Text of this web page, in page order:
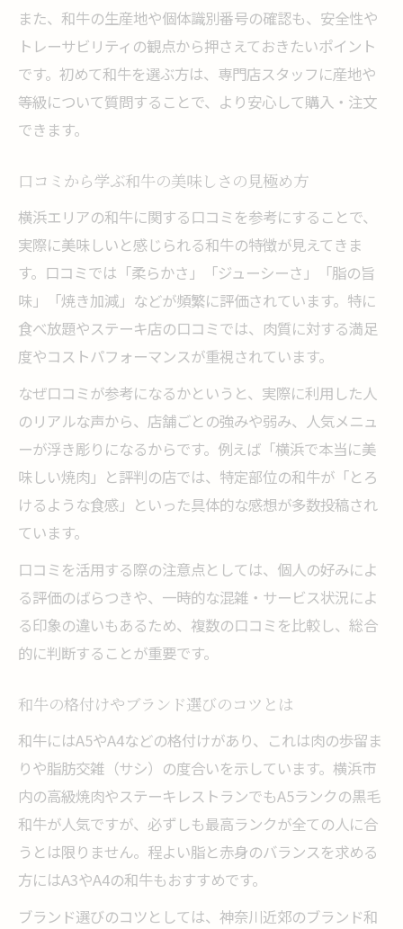
また、和牛の生産地や個体識別番号の確認も、安全性や
トレーサビリティの観点から押さえておきたいポイント
です。初めて和牛を選ぶ方は、専門店スタッフに産地や
等級について質問することで、より安心して購入・注文
できます。
口コミから学ぶ和牛の美味しさの見極め方
横浜エリアの和牛に関する口コミを参考にすることで、
実際に美味しいと感じられる和牛の特徴が見えてきま
す。口コミでは「柔らかさ」「ジューシーさ」「脂の旨
味」「焼き加減」などが頻繁に評価されています。特に
食べ放題やステーキ店の口コミでは、肉質に対する満足
度やコストパフォーマンスが重視されています。
なぜ口コミが参考になるかというと、実際に利用した人
のリアルな声から、店舗ごとの強みや弱み、人気メニュ
ーが浮き彫りになるからです。例えば「横浜で本当に美
味しい焼肉」と評判の店では、特定部位の和牛が「とろ
けるような食感」といった具体的な感想が多数投稿され
ています。
口コミを活用する際の注意点としては、個人の好みによ
る評価のばらつきや、一時的な混雑・サービス状況によ
る印象の違いもあるため、複数の口コミを比較し、総合
的に判断することが重要です。
和牛の格付けやブランド選びのコツとは
和牛にはA5やA4などの格付けがあり、これは肉の歩留ま
りや脂肪交雑（サシ）の度合いを示しています。横浜市
内の高級焼肉やステーキレストランでもA5ランクの黒毛
和牛が人気ですが、必ずしも最高ランクが全ての人に合
うとは限りません。程よい脂と赤身のバランスを求める
方にはA3やA4の和牛もおすすめです。
ブランド選びのコツとしては、神奈川近郊のブランド和